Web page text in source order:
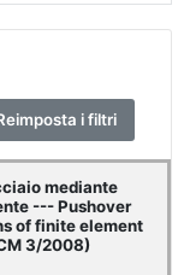
i filtri
mediante
--- Pushover
of finite element
3/2008)